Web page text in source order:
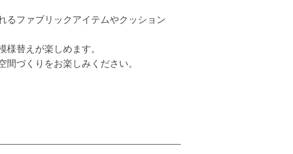
るファブリックアイテムやクッション
替えが楽しめます。
づくりをお楽しみください。